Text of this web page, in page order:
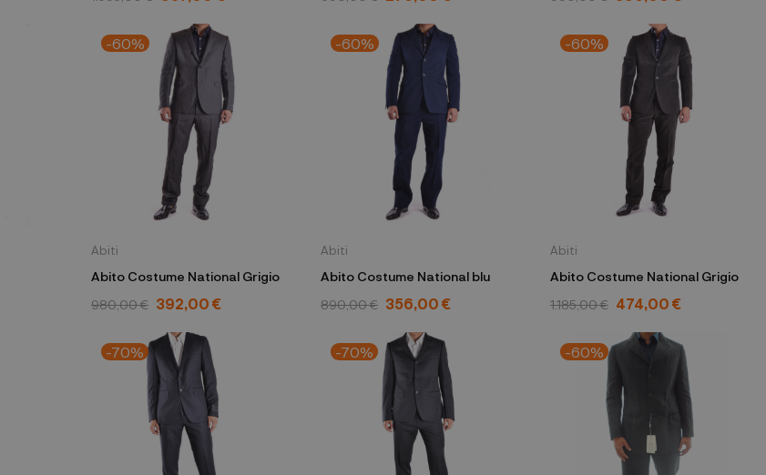
-60%
Abiti
Abito Costume National Grigio
980,00 € 392,00 €
-60%
Abiti
Abito Costume National blu
890,00 € 356,00 €
-60%
Abiti
Abito Costume National Grigio
1.185,00 € 474,00 €
-70% -70% -60%